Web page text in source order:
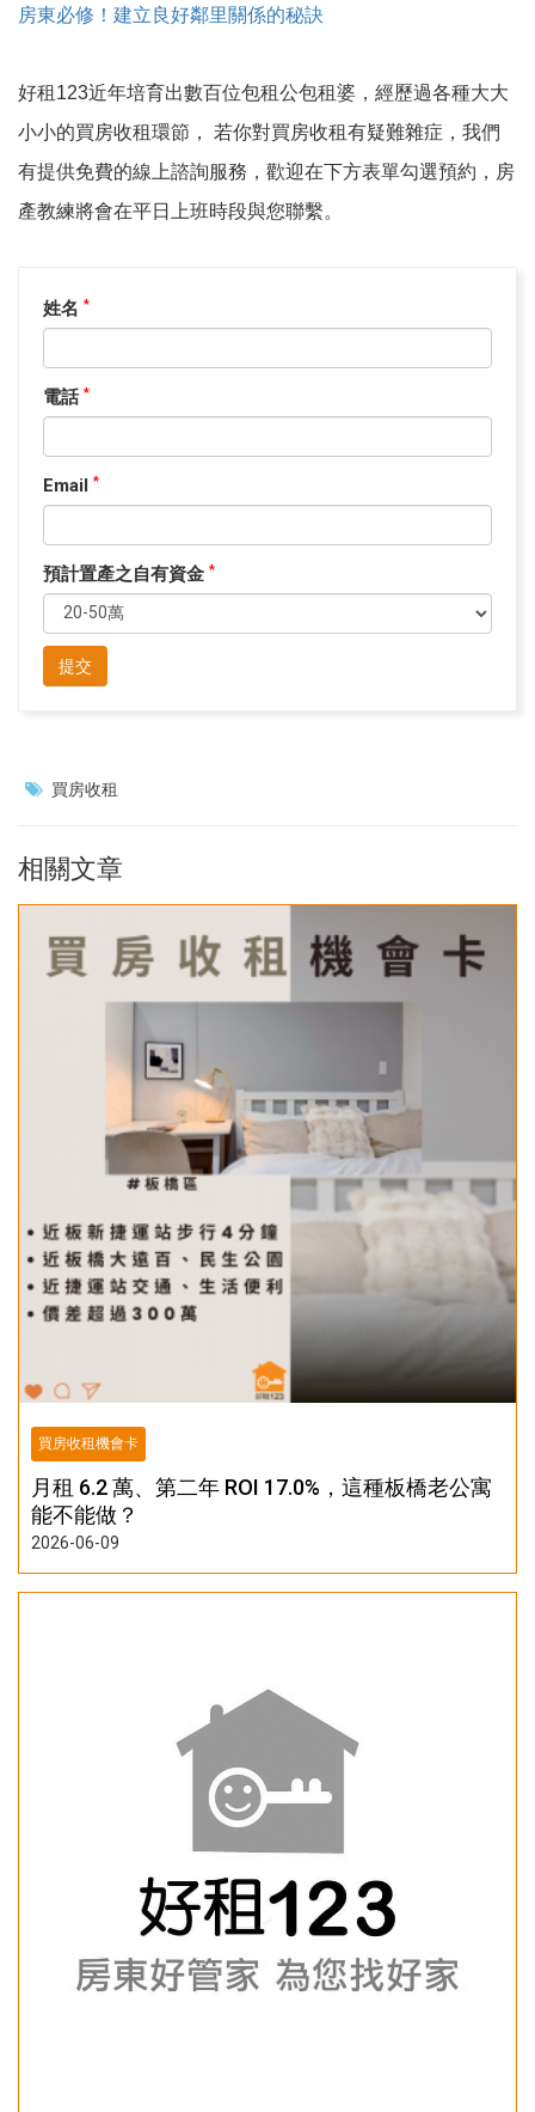
房東必修！建立良好鄰里關係的秘訣
好租123近年培育出數百位包租公包租婆，經歷過各種大大
小小的買房收租環節， 若你對買房收租有疑難雜症，我們
有提供免費的線上諮詢服務，歡迎在下方表單勾選預約，房
產教練將會在平日上班時段與您聯繫。
姓名 *
電話 *
Email *
預計置產之自有資金 *
提交
買房收租
相關文章
買房收租機會卡
月租 6.2 萬、第二年 ROI 17.0%，這種板橋老公寓
能不能做？
2026-06-09